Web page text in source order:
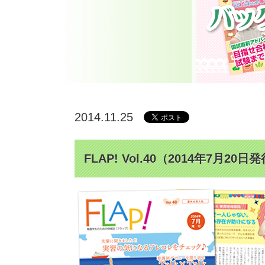
2014.11.25
FLAP! Vol.40（2014年7月20日発